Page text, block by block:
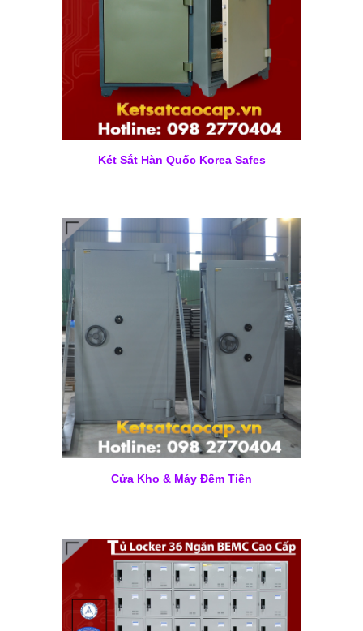
Két Sắt Hàn Quốc Korea Safes
Cửa Kho & Máy Đếm Tiền